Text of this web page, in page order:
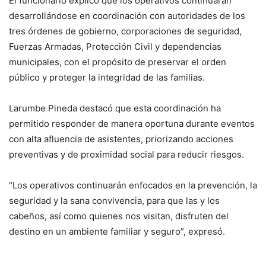
desarrollándose en coordinación con autoridades de los
tres órdenes de gobierno, corporaciones de seguridad,
Fuerzas Armadas, Protección Civil y dependencias
municipales, con el propósito de preservar el orden
público y proteger la integridad de las familias.
Larumbe Pineda destacó que esta coordinación ha
permitido responder de manera oportuna durante eventos
con alta afluencia de asistentes, priorizando acciones
preventivas y de proximidad social para reducir riesgos.
“Los operativos continuarán enfocados en la prevención, la
seguridad y la sana convivencia, para que las y los
cabeños, así como quienes nos visitan, disfruten del
destino en un ambiente familiar y seguro”, expresó.